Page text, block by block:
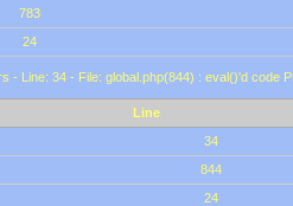
783
24
- Line: 34 - File: global.php(844) : eval()'d code
Line
34
844
24